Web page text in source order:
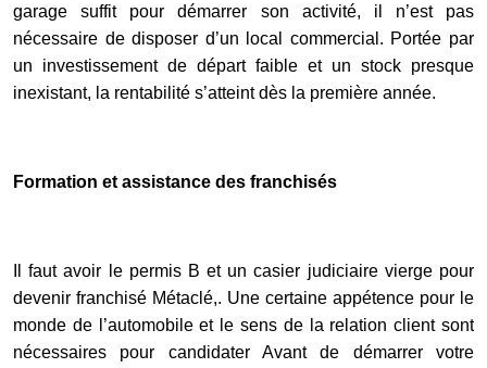
garage suffit pour démarrer son activité, il n’est pas
nécessaire de disposer d’un local commercial. Portée par
un investissement de départ faible et un stock presque
inexistant, la rentabilité s’atteint dès la première année.
Formation et assistance des franchisés
Il faut avoir le permis B et un casier judiciaire vierge pour
devenir franchisé Métaclé,. Une certaine appétence pour le
monde de l’automobile et le sens de la relation client sont
nécessaires pour candidater Avant de démarrer votre